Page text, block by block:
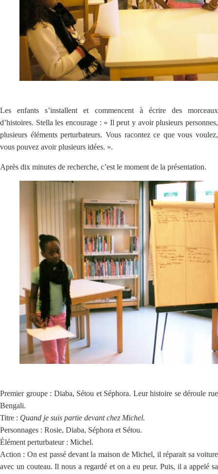
Les enfants s’installent et commencent à écrire des morceaux
d’histoires. Stella les encourage : « Il peut y avoir plusieurs personnes,
plusieurs éléments perturbateurs. Vous racontez ce que vous voulez,
vous pouvez avoir plusieurs idées. ».
Après dix minutes de recherche, c’est le moment de la présentation.
Premier groupe : Diaba, Sétou et Séphora. Leur histoire se déroule rue
Bengali.
Titre : Quand je suis partie devant chez Michel.
Personnages : Rosie, Diaba, Séphora et Sétou.
Élément perturbateur : Michel.
Action : On est passé devant la maison de Michel, il réparait sa voiture
avec un couteau. Il nous a regardé et on a eu peur. Puis, il a appelé sa